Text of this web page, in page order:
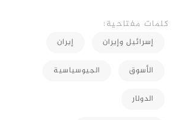
كلمات مفتاحية:
إسرائيل وإيران إيران
الأسوق الجيوسياسية
الدولار